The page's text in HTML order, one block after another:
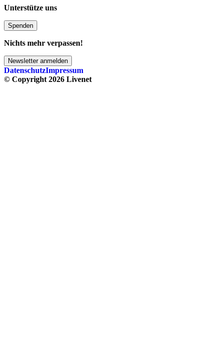
Unterstütze uns
Spenden
Nichts mehr verpassen!
Newsletter anmelden
DatenschutzImpressum
© Copyright 2026 Livenet